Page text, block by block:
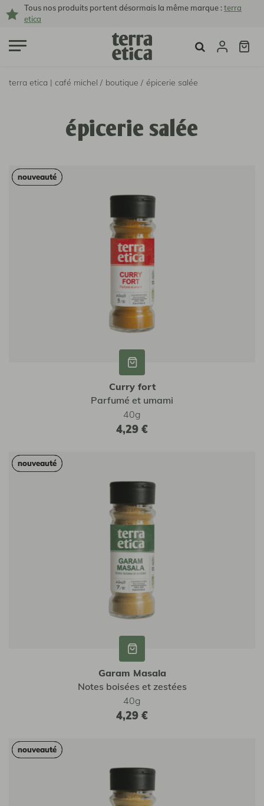
Tous nos produits portent désormais la même marque :terra
etica
terra etica | café michel / boutique / épicerie salée
épicerie salée
nouveauté
nouveauté
Curry fort
Parfumé et umami
40g
4,29 €
nouveauté
nouveauté
Garam Masala
Notes boisées et zestées
40g
4,29 €
nouveauté
nouveauté